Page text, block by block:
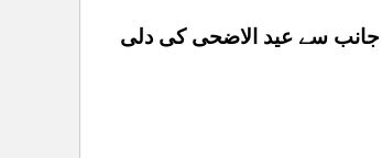
جانب سے عید الاضحی کی دلی